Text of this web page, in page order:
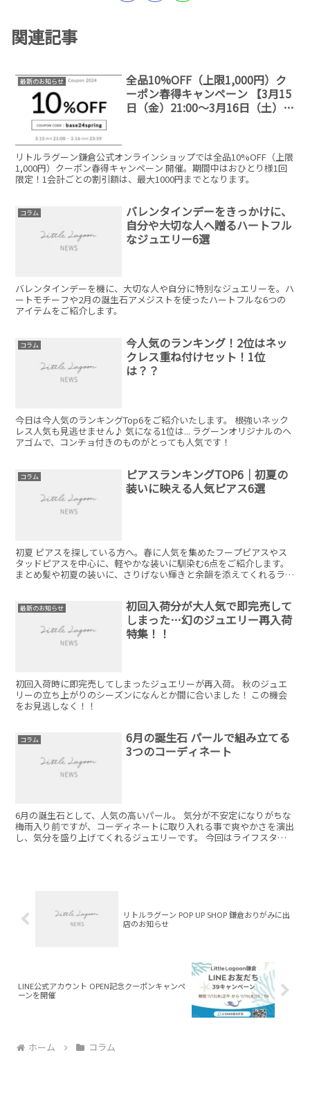
関連記事
最新のお知らせ
全品10%OFF（上限1,000円）ク
ーポン春得キャンペーン 【3月15
日（金）21:00〜3月16日（土）
リトルラグーン鎌倉公式オンラインショップでは全品10%OFF（上限
1,000円）クーポン春得キャンペーン 開催。期間中はおひとり様1回
限定！1会計ごとの割引額は、最大1000円までとなります。
コラム
バレンタインデーをきっかけに、
自分や大切な人へ贈るハートフル
なジュエリー6選
バレンタインデーを機に、大切な人や自分に特別なジュエリーを。ハ
ートモチーフや2月の誕生石アメジストを使ったハートフルな6つの
アイテムをご紹介します。
コラム
今人気のランキング！2位はネッ
クレス重ね付けセット！1位
は？？
今日は今人気のランキングTop6をご紹介いたします。 根強いネック
レス人気も見逃せません♪ 気になる1位は... ラグーンオリジナルのヘ
アゴムで、コンチョ付きのものがとっても人気です！
コラム
ピアスランキングTOP6｜初夏の
装いに映える人気ピアス6選
初夏 ピアスを探している方へ。春に人気を集めたフープピアスやス
タッドピアスを中心に、軽やかな装いに馴染む6点をご紹介します。
まとめ髪や初夏の装いに、さりげない輝きと余韻を添えてくれるライ
最新のお知らせ
初回入荷分が大人気で即完売して
しまった…幻のジュエリー再入荷
特集！！
初回入荷時に即完売してしまったジュエリーが再入荷。 秋のジュエ
リーの立ち上がりのシーズンになんとか間に合いました！ この機会
をお見逃しなく！！
コラム
6月の誕生石 パールで組み立てる
3つのコーディネート
6月の誕生石として、人気の高いパール。 気分が不安定になりがちな
梅雨入り前ですが、コーディネートに取り入れる事で爽やかさを演出
し、気分を盛り上げてくれるジュエリーです。 今回はライフスタイ
リトルラグーン POP UP SHOP 鎌倉おりがみに出
店のお知らせ
LINE公式アカウント OPEN記念クーポンキャンペ
ーンを開催
ホーム コラム